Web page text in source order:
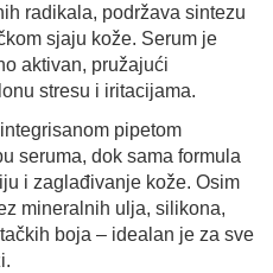
radikala, podržava sintezu
sjaju kože. Serum je
aktivan, pružajući
stresu i iritacijama.
pipetom
seruma, dok sama formula
i zaglađivanje kože. Osim
mineralnih ulja, silikona,
boja – idealan je za sve